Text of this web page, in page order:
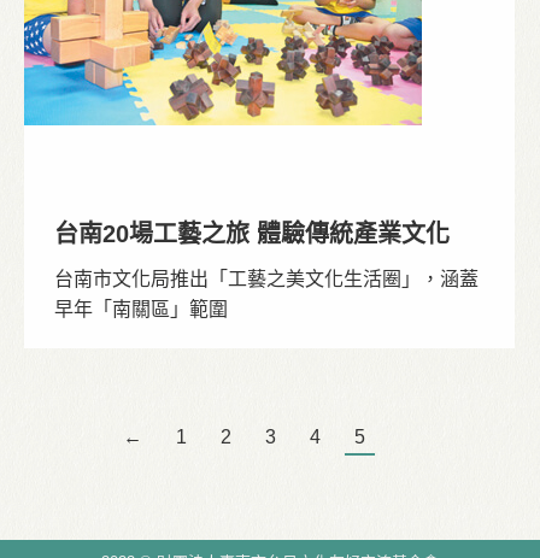
台南20場工藝之旅 體驗傳統產業文化
台南市文化局推出「工藝之美文化生活圈」，涵蓋
早年「南關區」範圍
← 1 2 3 4 5